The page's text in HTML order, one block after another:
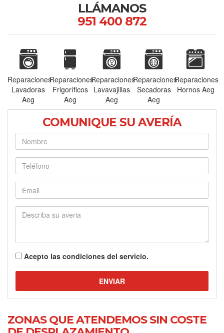
LLÁMANOS
951 400 872
Reparaciones
Lavadoras
Aeg
Reparaciones
Frigoríficos
Aeg
Reparaciones
Lavavajillas
Aeg
Reparaciones
Secadoras
Aeg
Reparaciones
Hornos Aeg
COMUNIQUE SU AVERÍA
Acepto lascondiciones del servicio.
ENVIAR
ZONAS QUE ATENDEMOS SIN COSTE